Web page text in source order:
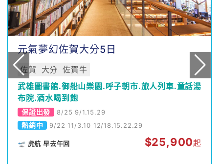
元氣夢幻佐賀大分5日
佐賀 大分 佐賀牛
武雄圖書館.御船山樂園.呼子朝市.旅人列車.童話湯
布院.酒水喝到飽
保證出發 8/25 9/1.15.29
熱銷中 9/22 11/3.10 12/18.15.22.29
🛫 虎航 早去午回 $25,900起